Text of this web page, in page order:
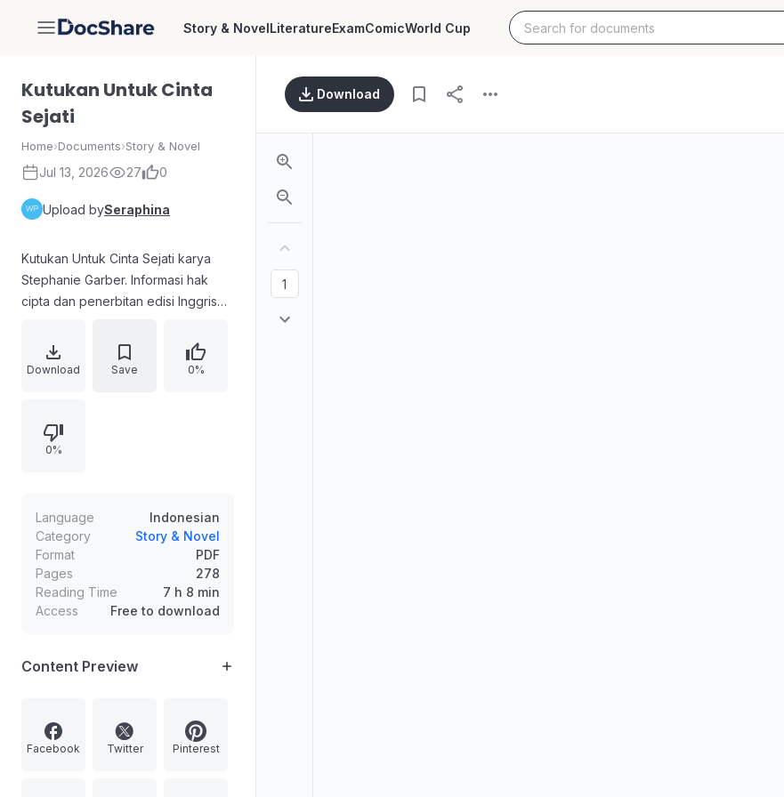
DocShare Story & NovelLiteratureExamComicWorld Cup
Kutukan Untuk Cinta
Sejati
Home›Documents›Story & Novel
Jul 13, 2026 27 0
Upload bySeraphina
Kutukan Untuk Cinta Sejati karya
Stephanie Garber. Informasi hak
cipta dan penerbitan edisi Inggris
Stoughton, termasuk kredit desain
sampul, pernyataan fiksi seluruh
Struktur isi berisi bagian-bagian dan
bab dari Bab 1 hingga Bab 49 serta
Download Save 0%
0%
Language
Indonesian
Category
Story & Novel
Format
PDF
Pages
278
Reading Time
7 h 8 min
Access
Free to download
Content Preview
Facebook Twitter Pinterest
Download